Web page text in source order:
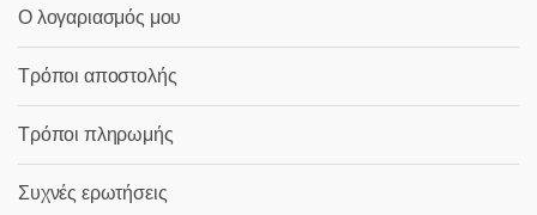
Ο λογαριασμός μου
Τρόποι αποστολής
Τρόποι πληρωμής
Συχνές ερωτήσεις